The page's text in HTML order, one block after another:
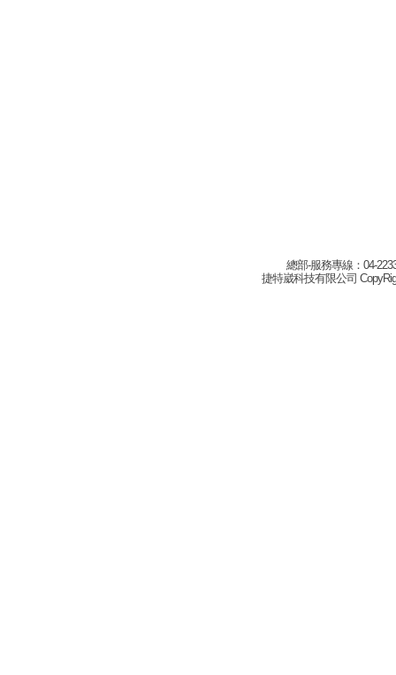
總部-服務專線：04-
捷特崴科技有限公司